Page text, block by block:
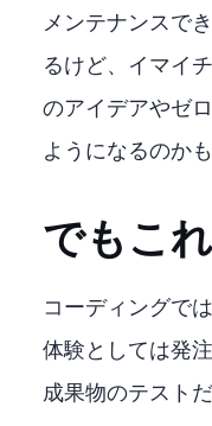
メンテナンスで
るけど、イマイ
のアイデアやゼ
ようになるのか
でもこれ
コーディングでは
体験としては発
成果物のテスト